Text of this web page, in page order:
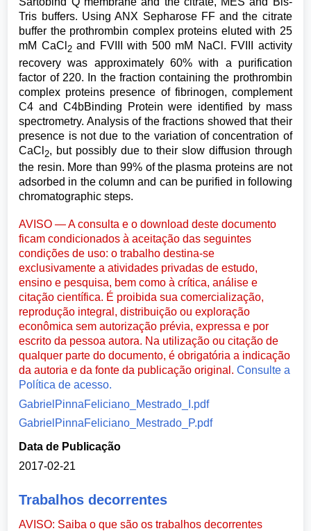
Tris buffers. Using ANX Sepharose FF and the citrate
buffer the prothrombin complex proteins eluted with 25
mM CaCl 2and FVIII with 500 mM NaCl. FVIII activity
recovery was approximately 60% with a purification
factor of 220. In the fraction containing the prothrombin
complex proteins presence of fibrinogen, complement
C4 and C4bBinding Protein were identified by mass
spectrometry. Analysis of the fractions showed that their
presence is not due to the variation of concentration of
CaCl 2, but possibly due to their slow diffusion through
the resin. More than 99% of the plasma proteins are not
adsorbed in the column and can be purified in following
chromatographic steps.
AVISO — A consulta e o download deste documento
ficam condicionados à aceitação das seguintes
condições de uso: o trabalho destina-se
exclusivamente a atividades privadas de estudo,
ensino e pesquisa, bem como à crítica, análise e
citação científica. É proibida sua comercialização,
reprodução integral, distribuição ou exploração
econômica sem autorização prévia, expressa e por
escrito da pessoa autora. Na utilização ou citação de
qualquer parte do documento, é obrigatória a indicação
da autoria e da fonte da publicação original.Consulte a
Política de acesso.
GabrielPinnaFeliciano_Mestrado_I.pdf
GabrielPinnaFeliciano_Mestrado_P.pdf
Data de Publicação
2017-02-21
Trabalhos decorrentes
AVISO: Saiba o que são os trabalhos decorrentes